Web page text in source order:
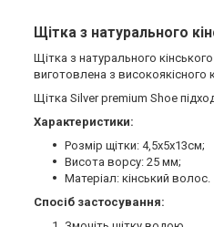
Щітка з натурального
Щітка з натурального
виготовлена з високоякісного
Щітка Silver premium Shoe
Характеристики:
Розмір щітки: 4,5х5х13см;
Висота ворсу: 25 мм;
Матеріал: кінський волос.
Спосіб застосування: